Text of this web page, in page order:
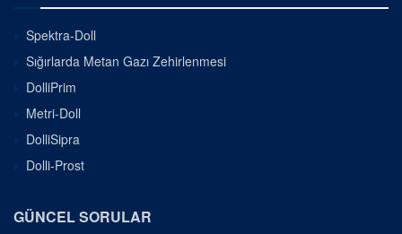
Spektra-Doll
Sığırlarda Metan Gazı Zehirlenmesi
DolliPrim
Metri-Doll
DolliSipra
Dolli-Prost
GÜNCEL SORULAR